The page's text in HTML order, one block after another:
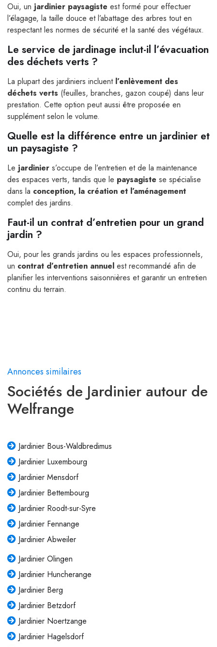
Oui, un jardinier paysagiste est formé pour effectuer
l’élagage, la taille douce et l’abattage des arbres tout en
respectant les normes de sécurité et la santé des végétaux.
Le service de jardinage inclut-il l’évacuation
des déchets verts ?
La plupart des jardiniers incluent l’enlèvement des
déchets verts (feuilles, branches, gazon coupé) dans leur
prestation. Cette option peut aussi être proposée en
supplément selon le volume.
Quelle est la différence entre un jardinier et
un paysagiste ?
Le jardinier s’occupe de l’entretien et de la maintenance
des espaces verts, tandis que le paysagiste se spécialise
dans la conception, la création et l’aménagement
complet des jardins.
Faut-il un contrat d’entretien pour un grand
jardin ?
Oui, pour les grands jardins ou les espaces professionnels,
un contrat d’entretien annuel est recommandé afin de
planifier les interventions saisonnières et garantir un entretien
continu du terrain.
Annonces similaires
Sociétés de Jardinier autour de
Welfrange
Jardinier Bous-Waldbredimus
Jardinier Luxembourg
Jardinier Mensdorf
Jardinier Bettembourg
Jardinier Roodt-sur-Syre
Jardinier Fennange
Jardinier Abweiler
Jardinier Olingen
Jardinier Huncherange
Jardinier Berg
Jardinier Betzdorf
Jardinier Noertzange
Jardinier Hagelsdorf